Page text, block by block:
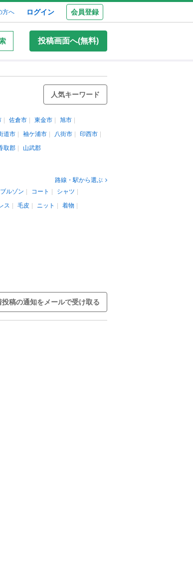
方へ ログイン 会員登録
投稿画面へ(無料)
人気キーワード
佐倉市 東金市
旭市
道市 袖ケ浦市 八街市
印西市
取郡 山武郡
路線・駅から選ぶ
ブルゾン コート
シャツ
ス 毛皮 ニット
着物
投稿の通知をメールで受け取る